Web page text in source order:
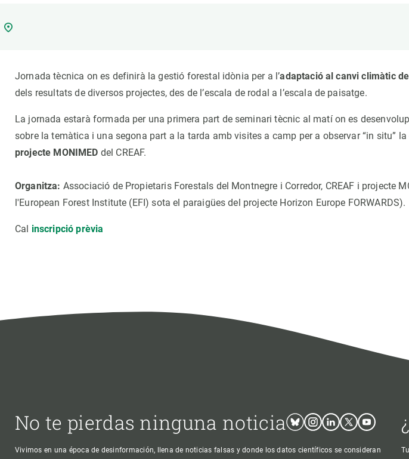
Jornada tècnica on es definirà la gestió forestal idònia per a l’adaptació al canvi climàtic
dels resultats de diversos projectes, des de l’escala de rodal a l’escala de paisatge.
La jornada estarà formada per una primera part de seminari tècnic al matí on es
sobre la temàtica i una segona part a la tarda amb visites a camp per a observar “in situ”
projecte MONIMED del CREAF.
Organitza: Associació de Propietaris Forestals del Montnegre i Corredor, CREAF i projecte
l'European Forest Institute (EFI) sota el paraigües del projecte Horizon Europe FORWARDS).
Cal inscripció prèvia
No te pierdas ninguna noticiaBlueskyInstagram
LinkedinTwitterYoutube
Vivimos en una época de desinformación, llena de noticias falsas y donde los datos científicos se consideran
Ciencia abierta y gestión del conocimiento
Documentación
Actualidad
Noticias